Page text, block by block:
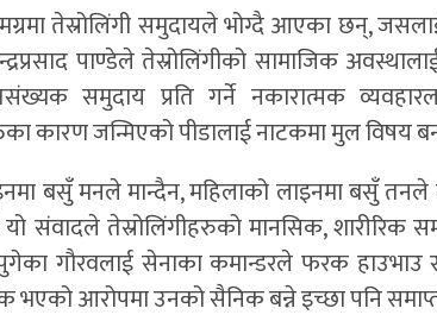
तेस्रोलिंगी समुदायले भोग्दै आएका छन्,
पाण्डेले तेस्रोलिंगीको सामाजिक
समुदाय प्रति गर्ने नकारात्मक
कारण जन्मिएको पीडालाई नाटकमा मुल विषय
बसुँ मनले मान्दैन, महिलाको लाइनमा बसुँ तनले
संवादले तेस्रोलिंगीहरुको मानसिक, शारीरिक
गौरवलाई सेनाका कमान्डरले फरक
आरोपमा उनको सैनिक बन्ने इच्छा पनि